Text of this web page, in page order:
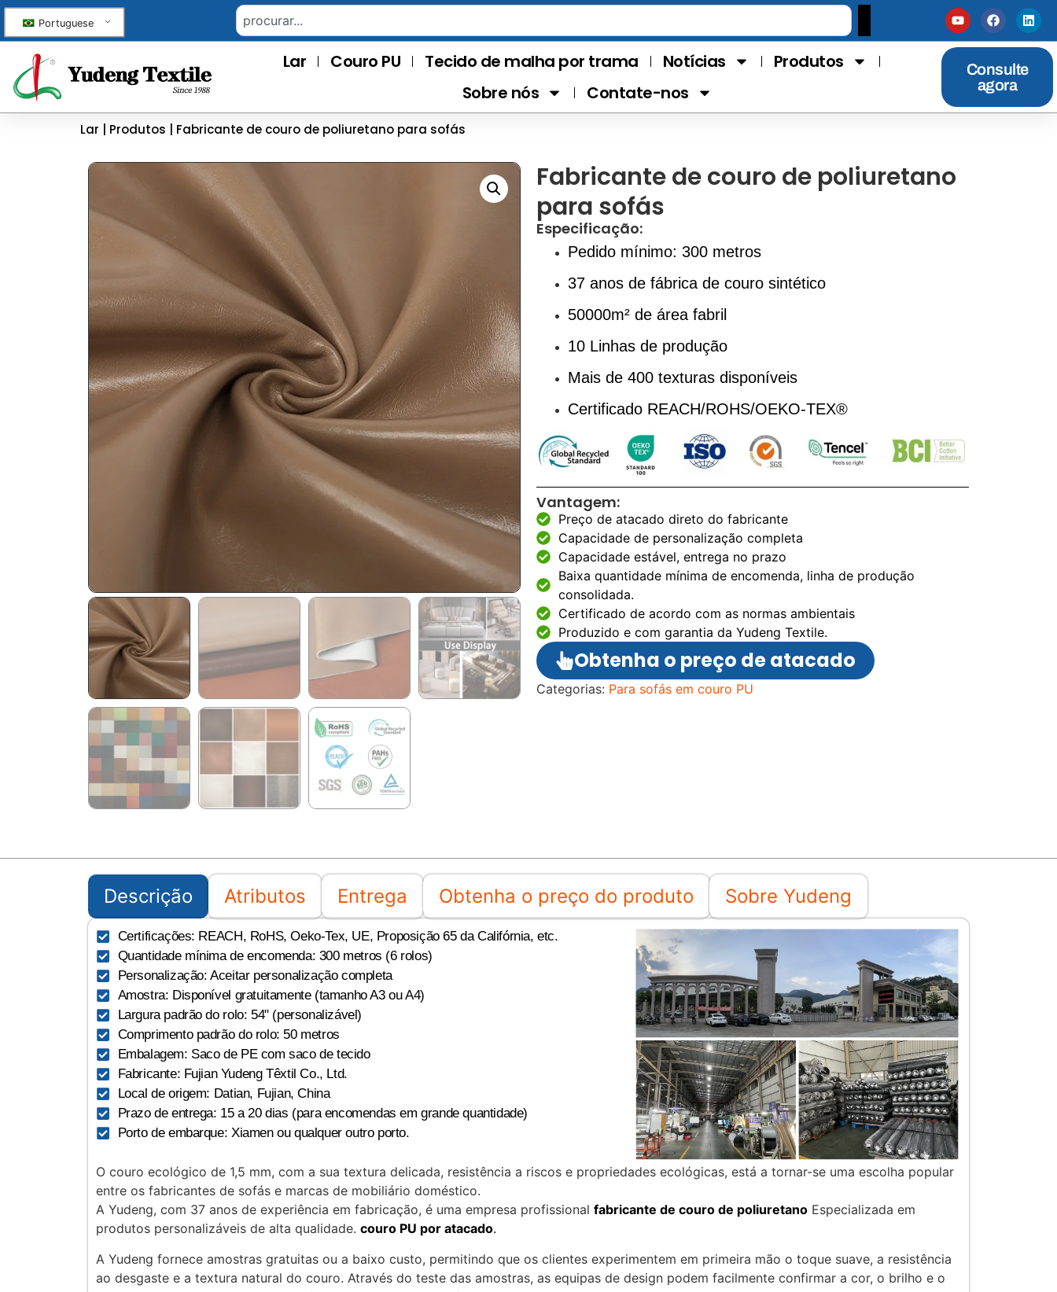
Portuguese
Lar Couro PU Tecido de malha por trama Notícias
Produtos
Sobre nós
Contate-nos
Consulte
agora
Lar Produtos Fabricante de couro de poliuretano para sofás
Fabricante de couro de poliuretano
para sofás
Especificação:
Pedido mínimo: 300 metros
37 anos de fábrica de couro sintético
50000m² de área fabril
10 Linhas de produção
Mais de 400 texturas disponíveis
Certificado REACH/ROHS/OEKO-TEX®
Vantagem:
Preço de atacado direto do fabricante
Capacidade de personalização completa
Capacidade estável, entrega no prazo
Baixa quantidade mínima de encomenda, linha de produção
consolidada.
Certificado de acordo com as normas ambientais
Produzido e com garantia da Yudeng Textile.
Obtenha o preço de atacado
Categorias: Para sofás em couro PU
Descrição Atributos Entrega Obtenha o preço do produto Sobre Yudeng
Certificações: REACH, RoHS, Oeko-Tex, UE, Proposição 65 da Califórnia, etc.
Quantidade mínima de encomenda: 300 metros (6 rolos)
Personalização: Aceitar personalização completa
Amostra: Disponível gratuitamente (tamanho A3 ou A4)
Largura padrão do rolo: 54" (personalizável)
Comprimento padrão do rolo: 50 metros
Embalagem: Saco de PE com saco de tecido
Fabricante: Fujian Yudeng Têxtil Co., Ltd.
Local de origem: Datian, Fujian, China
Prazo de entrega: 15 a 20 dias (para encomendas em grande quantidade)
Porto de embarque: Xiamen ou qualquer outro porto.
O couro ecológico de 1,5 mm, com a sua textura delicada, resistência a riscos e propriedades ecológicas, está a tornar-se uma escolha popular
entre os fabricantes de sofás e marcas de mobiliário doméstico.
A Yudeng, com 37 anos de experiência em fabricação, é uma empresa profissional fabricante de couro de poliuretano Especializada em
produtos personalizáveis de alta qualidade. couro PU por atacado.
A Yudeng fornece amostras gratuitas ou a baixo custo, permitindo que os clientes experimentem em primeira mão o toque suave, a resistência
ao desgaste e a textura natural do couro. Através do teste das amostras, as equipas de design podem facilmente confirmar a cor, o brilho e o